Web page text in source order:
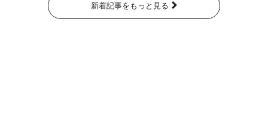
新着記事をもっと見る